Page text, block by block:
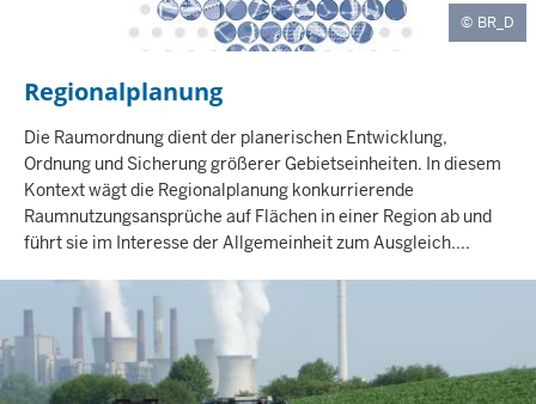
BR_D
I
H
A
T
S
S
T
Regionalplanung
Die Raumordnung dient der planerischen Entwicklung,
Ordnung und Sicherung größerer Gebietseinheiten. In diesem
Kontext wägt die Regionalplanung konkurrierende
Raumnutzungsansprüche auf Flächen in einer Region ab und
führt sie im Interesse der Allgemeinheit zum Ausgleich....